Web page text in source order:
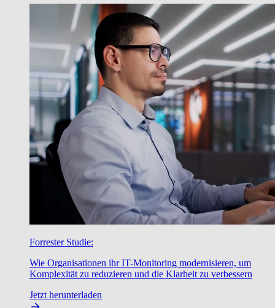
Forrester Studie:
Wie Organisationen ihr IT-Monitoring modernisieren, um
Komplexität zu reduzieren und die Klarheit zu verbessern
Jetzt herunterladen